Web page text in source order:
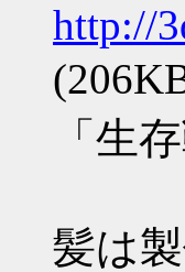
http://
「生
髪は